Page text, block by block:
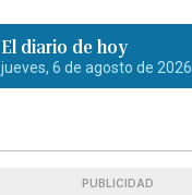
El diario de hoy
jueves, 6 de agosto de 2026
PUBLICIDAD